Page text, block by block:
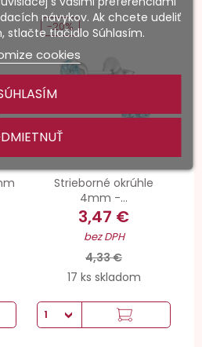
Strieborné okrúhle
4mm -...
3,47 €
bez DPH
4,33 €
17 ks skladom
-20%
návykov. Ak chcete udeliť
stlačte tlačidlo Súhlasím.
cookies